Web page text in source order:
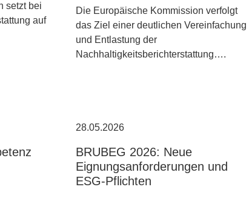
setzt bei
auf
Die Europäische Kommission verfolgt
das Ziel einer deutlichen Vereinfachung
und Entlastung der
Nachhaltigkeitsberichterstattung….
28.05.2026
BRUBEG 2026: Neue
Eignungsanforderungen und
ESG-Pflichten